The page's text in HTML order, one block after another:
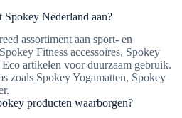
Nederland aan?
assortiment aan sport- en
Fitness accessoires, Spokey
artikelen voor duurzaam gebruik.
zoals Spokey Yogamatten, Spokey
producten waarborgen?